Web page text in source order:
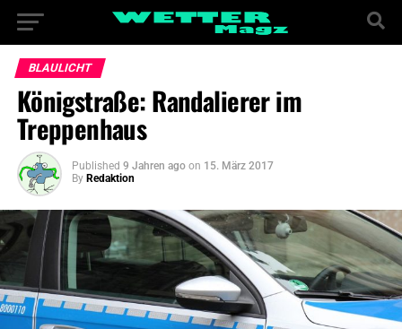
BLAULICHT
Königstraße: Randalierer im
Treppenhaus
Published 9 Jahren ago on 15. März 2017
By Redaktion